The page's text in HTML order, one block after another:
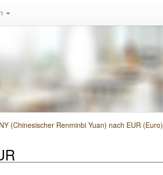
(Chinesischer Renminbi Yuan) nach EUR (Euro)